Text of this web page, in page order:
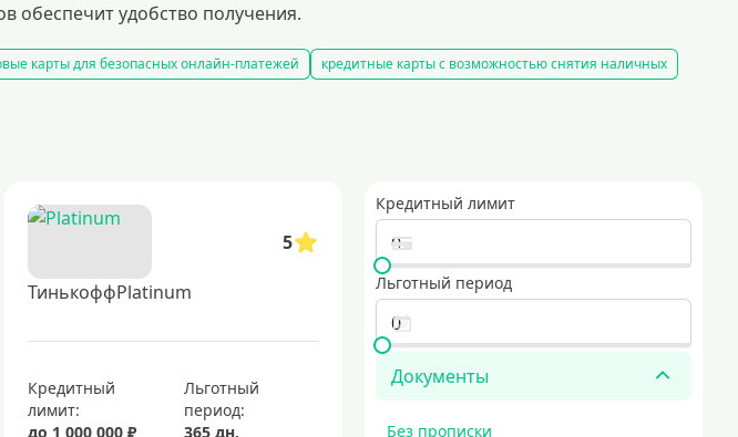
обеспечит удобство получения.
карты для безопасных онлайн-платежей
кредитные карты с возможностью снятия наличных
потраченных средств
топовые кредитные карты с выгодными условиями
и онлайн, а также снимать наличные. они предоставляют держателям удобство,
Кредитный лимит
Льготный период
Документы
Без прописки
5
ТинькоффPlatinum
Кредитный
лимит:
до 1 000 000 ₽
Льготный
период:
365 дн.